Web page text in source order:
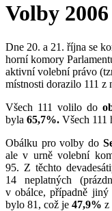
Volby 2006
Dne 20. a 21. října se
horní komory
aktivní volební právo
místnosti dorazilo 111 z
Všech 111 volilo do
byla 65,7%. Všech 111
Obálku pro volby do
ale v urně volební
95. Z těchto
14 neplatných
v obálce, případně jiný
bylo 81, což je 47,9% z